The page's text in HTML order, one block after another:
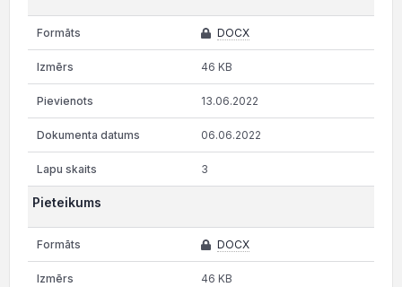
DOCX
46 KB
13.06.2022
06.06.2022
3
Pieteikums
DOCX
46 KB